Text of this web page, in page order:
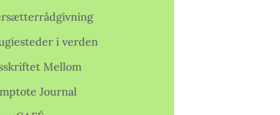
i verden
Mellom
Journal